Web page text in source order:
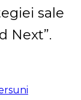
sale
Next”.